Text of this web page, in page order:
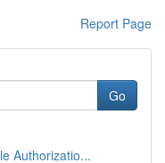
Report Page
Go
Authorizatio...